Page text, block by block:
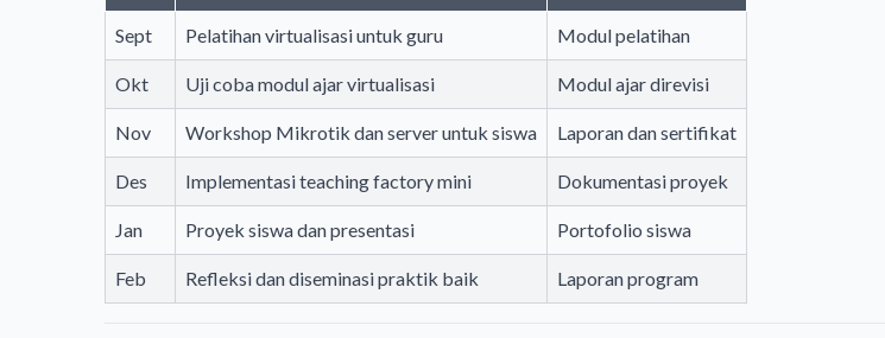
Sept Pelatihan virtualisasi untuk guru Modul pelatihan
Okt Uji coba modul ajar virtualisasi Modul ajar direvisi
Nov Workshop Mikrotik dan server untuk siswa Laporan dan sertifikat
Des Implementasi teaching factory mini Dokumentasi proyek
Jan Proyek siswa dan presentasi Portofolio siswa
Feb Refleksi dan diseminasi praktik baik Laporan program